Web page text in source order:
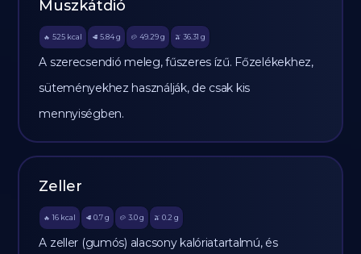
Muszkátdió
🔥 525 kcal 🥩 5.84 g 🥔 49.29g 🫒 36.31 g
A szerecsendió meleg, fűszeres ízű. Főzelékekhez,
süteményekhez használják, de csak kis
mennyiségben.
Zeller
🔥 16 kcal 🥩 0.7 g 🥔 3.0g 🫒 0.2 g
A zeller (gumós) alacsony kalóriatartalmú, és